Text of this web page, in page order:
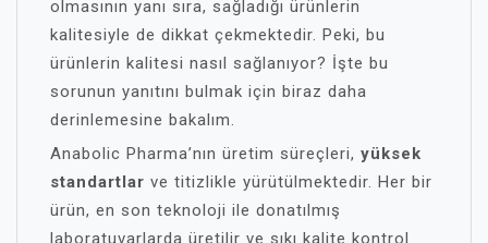
olmasının yanı sıra, sağladığı ürünlerin
kalitesiyle de dikkat çekmektedir. Peki, bu
ürünlerin kalitesi nasıl sağlanıyor? İşte bu
sorunun yanıtını bulmak için biraz daha
derinlemesine bakalım.
Anabolic Pharma’nın üretim süreçleri, yüksek
standartlar ve titizlikle yürütülmektedir. Her bir
ürün, en son teknoloji ile donatılmış
laboratuvarlarda üretilir ve sıkı kalite kontrol